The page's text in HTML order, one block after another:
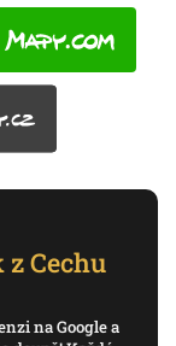
z Cechu
na Google a